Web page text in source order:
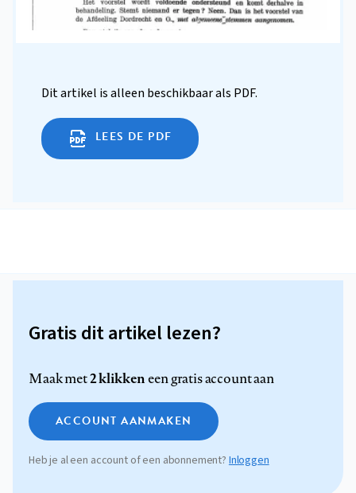
Dit artikel is alleen beschikbaar als PDF.
LEES DE PDF
Gratis dit artikel lezen?
Maak met2 klikkeneen gratis account aan
ACCOUNT AANMAKEN
Heb je al een account of een abonnement? Inloggen